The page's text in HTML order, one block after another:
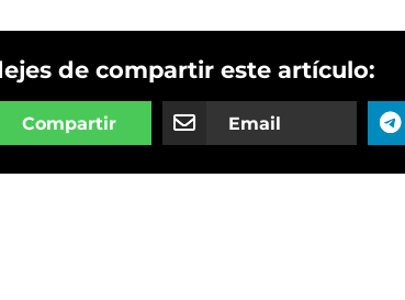
de compartir este artículo:
Compartir Email